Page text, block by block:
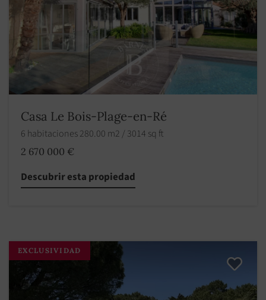
Casa Le Bois-Plage-en-Ré
6 habitaciones 280.00 m2 / 3014 sq ft
2 670 000 €
Descubrir esta propiedad
EXCLUSIVIDAD